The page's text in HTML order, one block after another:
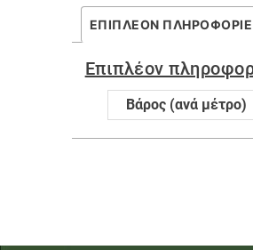
ΕΠΙΠΛΈΟΝ
Επιπλέον
Βάρος (ανά μέτρο)